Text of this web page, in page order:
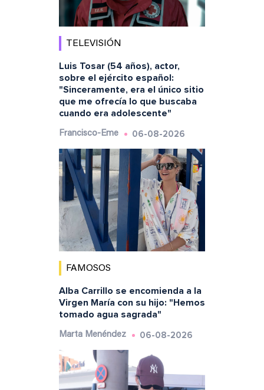
TELEVISIÓN
Luis Tosar (54 años), actor,
sobre el ejército español:
"Sinceramente, era el único sitio
que me ofrecía lo que buscaba
cuando era adolescente"
Francisco-Eme 06-08-2026
FAMOSOS
Alba Carrillo se encomienda a la
Virgen María con su hijo: "Hemos
tomado agua sagrada"
Marta Menéndez 06-08-2026